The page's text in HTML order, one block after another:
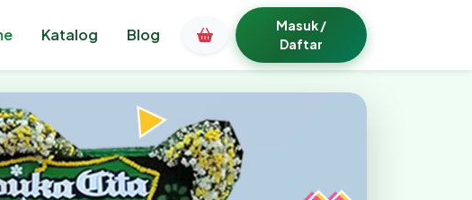
Katalog Blog
Masuk /
Daftar
Bunga Papan Bogor